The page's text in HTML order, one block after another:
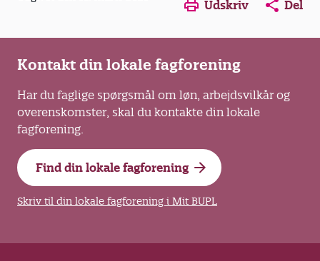
Udskriv Del
Kontakt din lokale fagforening
Har du faglige spørgsmål om løn, arbejdsvilkår og
overenskomster, skal du kontakte din lokale
fagforening.
Find din lokale fagforening
Skriv til din lokale fagforening i Mit BUPL